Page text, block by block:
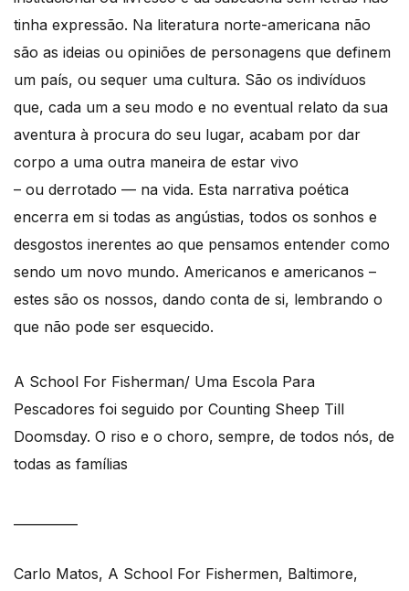
tinha expressão. Na literatura norte-americana não
são as ideias ou opiniões de personagens que definem
um país, ou sequer uma cultura. São os indivíduos
que, cada um a seu modo e no eventual relato da sua
aventura à procura do seu lugar, acabam por dar
corpo a uma outra maneira de estar vivo
– ou derrotado — na vida. Esta narrativa poética
encerra em si todas as angústias, todos os sonhos e
desgostos inerentes ao que pensamos entender como
sendo um novo mundo. Americanos e americanos –
estes são os nossos, dando conta de si, lembrando o
que não pode ser esquecido.
A School For Fisherman/ Uma Escola Para
Pescadores foi seguido por Counting Sheep Till
Doomsday. O riso e o choro, sempre, de todos nós, de
todas as famílias
Carlo Matos, A School For Fishermen, Baltimore,